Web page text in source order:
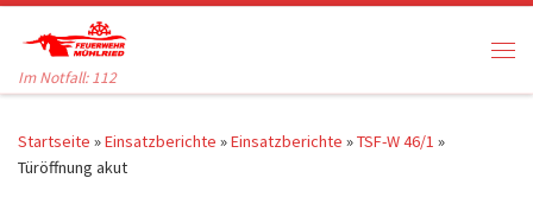
Zum Inhalt springen
Im Notfall: 112
Startseite »Einsatzberichte »Einsatzberichte »TSF-W 46/1 »
Türöffnung akut